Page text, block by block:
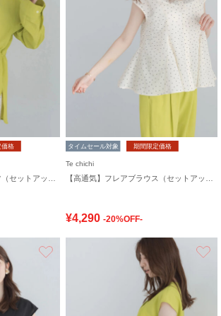
価格 タイムセール対象 期間限定価格
Te chichi
¥4,290 -20%OFF-